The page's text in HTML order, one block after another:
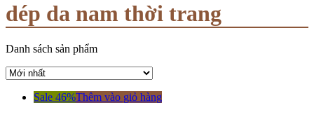
dép da nam thời trang
Danh sách sản phẩm
Sale 46%Thêm vào giỏ hàng